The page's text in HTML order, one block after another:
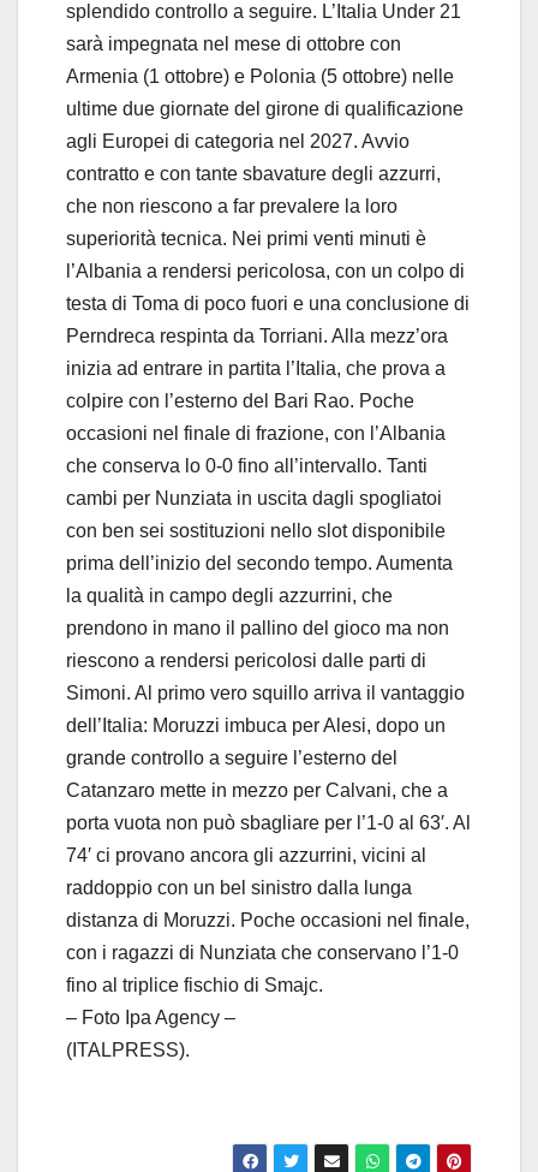
splendido controllo a seguire. L’Italia Under 21
sarà impegnata nel mese di ottobre con
Armenia (1 ottobre) e Polonia (5 ottobre) nelle
ultime due giornate del girone di qualificazione
agli Europei di categoria nel 2027. Avvio
contratto e con tante sbavature degli azzurri,
che non riescono a far prevalere la loro
superiorità tecnica. Nei primi venti minuti è
l’Albania a rendersi pericolosa, con un colpo di
testa di Toma di poco fuori e una conclusione di
Perndreca respinta da Torriani. Alla mezz’ora
inizia ad entrare in partita l’Italia, che prova a
colpire con l’esterno del Bari Rao. Poche
occasioni nel finale di frazione, con l’Albania
che conserva lo 0-0 fino all’intervallo. Tanti
cambi per Nunziata in uscita dagli spogliatoi
con ben sei sostituzioni nello slot disponibile
prima dell’inizio del secondo tempo. Aumenta
la qualità in campo degli azzurrini, che
prendono in mano il pallino del gioco ma non
riescono a rendersi pericolosi dalle parti di
Simoni. Al primo vero squillo arriva il vantaggio
dell’Italia: Moruzzi imbuca per Alesi, dopo un
grande controllo a seguire l’esterno del
Catanzaro mette in mezzo per Calvani, che a
porta vuota non può sbagliare per l’1-0 al 63′. Al
74′ ci provano ancora gli azzurrini, vicini al
raddoppio con un bel sinistro dalla lunga
distanza di Moruzzi. Poche occasioni nel finale,
con i ragazzi di Nunziata che conservano l’1-0
fino al triplice fischio di Smajc.
– Foto Ipa Agency –
(ITALPRESS).